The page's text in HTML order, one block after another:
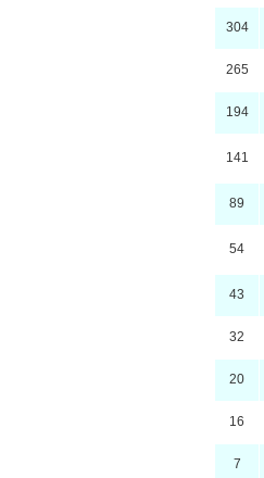
304
265
194
141
89
54
43
32
20
16
7